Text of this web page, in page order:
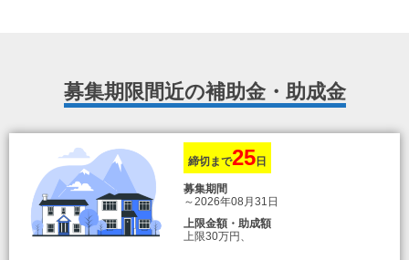
募集期限間近の補助金・助成金
締切まで25日
募集期間
～2026年08月31日
上限金額・助成額
上限30万円、